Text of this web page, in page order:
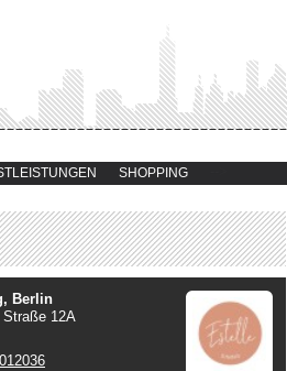
SHOPPING
Berlin
Straße 12A